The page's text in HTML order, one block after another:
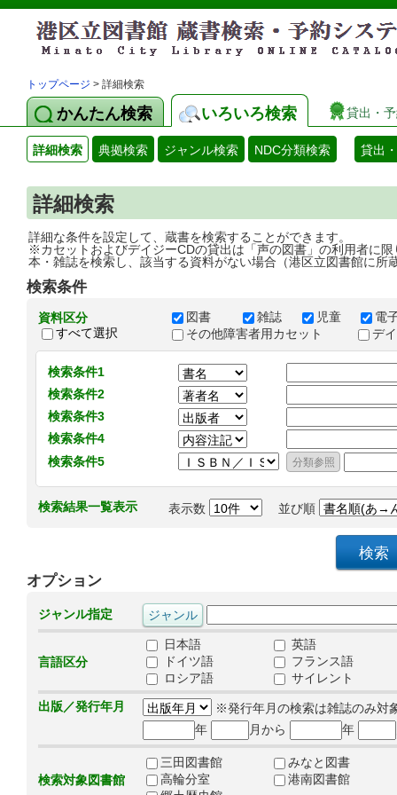
トップページ > 詳細検索
かんたん検索 いろいろ検索 貸出・
詳細検索 典拠検索 ジャンル検索 NDC分類検索 貸出
詳細検索
詳細な条件を設定して、蔵書を検索することができます。
※カセットおよびデイジーCDの貸出は「声の図書」の利用者に限
本・雑誌を検索し、該当する資料がない場合（港区立図書館に所
検索条件
資料区分
すべて選択
図書 雑誌 児童
電
その他障害者用カセット
デ
検索条件1
検索条件2
検索条件3
検索条件4
検索条件5
検索結果一覧表示 表示数 並び順
オプション
ジャンル指定
言語区分
日本語
英語
ドイツ語
フランス語
ロシア語
サイレント
出版／発行年月
※発行年月の検索は雑誌のみ対
年
月から 年
検索対象図書館
三田図書館
みなと図書
高輪分室
港南図書館